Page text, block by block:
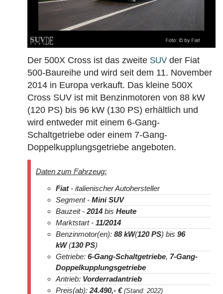
Der 500X Cross ist das zweite SUV der Fiat
500-Baureihe und wird seit dem 11. November
2014 in Europa verkauft. Das kleine 500X
Cross SUV ist mit Benzinmotoren von 88 kW
(120 PS) bis 96 kW (130 PS) erhältlich und
wird entweder mit einem 6-Gang-
Schaltgetriebe oder einem 7-Gang-
Doppelkupplungsgetriebe angeboten.
Daten zum Fahrzeug:
Fiat- italienischer Autohersteller
Segment - Mini SUV
Bauzeit - 2014 bis Heute
Marktstart - 11/2014
Benzinmotor(en): 88 kW(120 PS) bis 96
kW(130 PS)
Getriebe: 6-Gang-Schaltgetriebe, 7-Gang-
Doppelkupplungsgetriebe
Antrieb: Vorderradantrieb
Preis(ab): 24.490,- € (Stand: 2022)